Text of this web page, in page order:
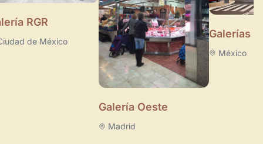
RGR
de México
Galería Oeste
Madrid
Galerías
México